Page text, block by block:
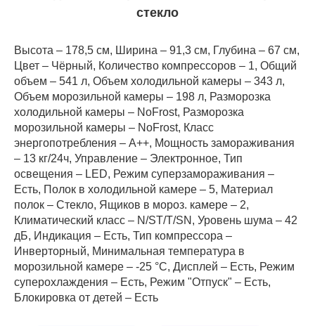
стекло
Высота – 178,5 см, Ширина – 91,3 см, Глубина – 67 см,
Цвет – Чёрный, Количество компрессоров – 1, Общий
объем – 541 л, Объем холодильной камеры – 343 л,
Объем морозильной камеры – 198 л, Разморозка
холодильной камеры – NoFrost, Разморозка
морозильной камеры – NoFrost, Класс
энергопотребления – А++, Мощность замораживания
– 13 кг/24ч, Управление – Электронное, Тип
освещения – LED, Режим суперзамораживания –
Есть, Полок в холодильной камере – 5, Материал
полок – Стекло, Ящиков в мороз. камере – 2,
Климатический класс – N/ST/T/SN, Уровень шума – 42
дБ, Индикация – Есть, Тип компрессора –
Инверторный, Минимальная температура в
морозильной камере – -25 °C, Дисплей – Есть, Режим
суперохлаждения – Есть, Режим "Отпуск" – Есть,
Блокировка от детей – Есть